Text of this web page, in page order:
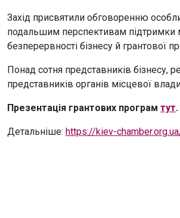
Захід присвятили обговоренню
подальшим перспективам підтримки
безперервності бізнесу й грантової
Понад сотня представників бізнесу,
представників органів місцевої
Презентація грантових програм тут.
Детальніше: https://kiev-